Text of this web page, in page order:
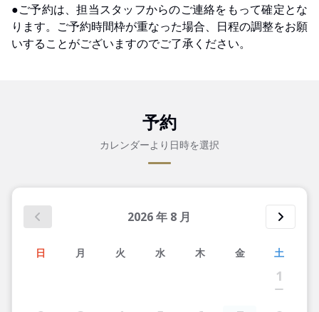
●ご予約は、担当スタッフからのご連絡をもって確定とな
ります。ご予約時間枠が重なった場合、日程の調整をお願
いすることがございますのでご了承ください。
予約
カレンダーより日時を選択
2026年 8 月
日 月 火 水 木 金 土
1